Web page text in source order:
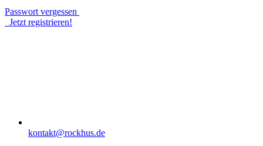
Passwort vergessen
Jetzt registrieren!
kontakt@rockhus.de